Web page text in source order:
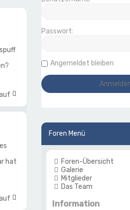
hat
Passwort:
Angemeldet bleiben
Foren Menü
Foren-Übersicht
Galerie
Mitglieder
Das Team
Information